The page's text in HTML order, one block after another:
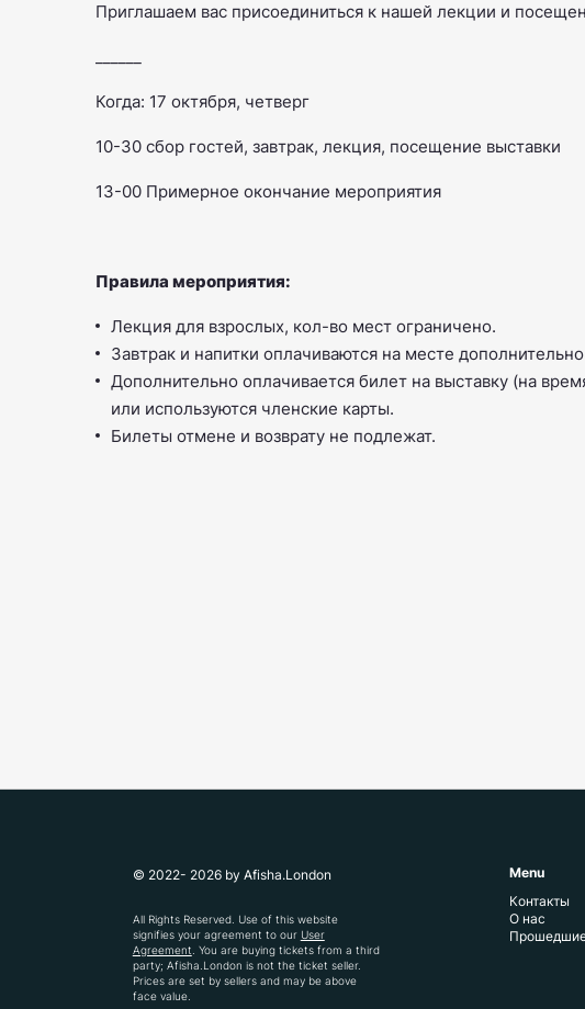
Приглашаем вас присоединиться к нашей лекции и
Когда: 17 октября, четверг
10-30 сбор гостей, завтрак, лекция, посещение выставки
13-00 Примерное окончание мероприятия
Правила мероприятия:
Лекция для взрослых, кол-во мест ограничено.
Завтрак и напитки оплачиваются на месте дополнительно
Дополнительно оплачивается билет на выставку (на
или используются членские карты.
Билеты отмене и возврату не подлежат.
© 2022- 2026 by Afisha.London
All Rights Reserved. Use of this website
signifies your agreement to our User
Agreement. You are buying tickets from a third
party; Afisha.London is not the ticket seller.
Prices are set by sellers and may be above
face value.
Menu
Контакты
О нас